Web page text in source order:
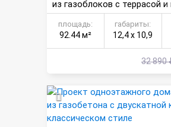
из газоблоков с террасой и
площадь:
92.44 м²
габариты:
12,4 х 10,9
32 890